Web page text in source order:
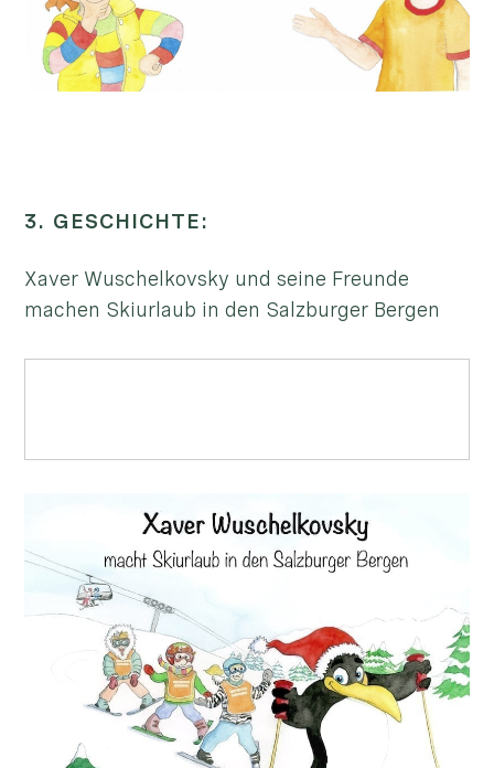
3. GESCHICHTE:
Xaver Wuschelkovsky und seine Freunde
machen Skiurlaub in den Salzburger Bergen